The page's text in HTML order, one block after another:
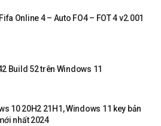
Online 4 – Auto FO4 – FOT 4 v2.001
Build 52 trên Windows 11
10 20H2 21H1, Windows 11 key bản
nhất 2024